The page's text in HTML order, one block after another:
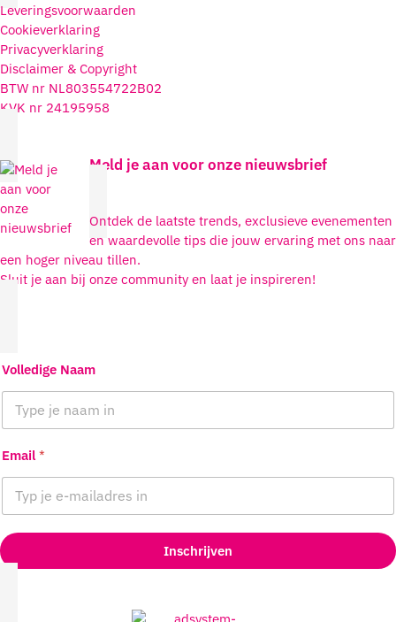
Leveringsvoorwaarden
Cookieverklaring
Privacyverklaring
Disclaimer & Copyright
BTW nr NL803554722B02
KVK nr 24195958
Meld je aan voor onze nieuwsbrief
Ontdek de laatste trends, exclusieve evenementen
en waardevolle tips die jouw ervaring met ons naar
een hoger niveau tillen.
Sluit je aan bij onze community en laat je inspireren!
Volledige Naam
Email *
Inschrijven